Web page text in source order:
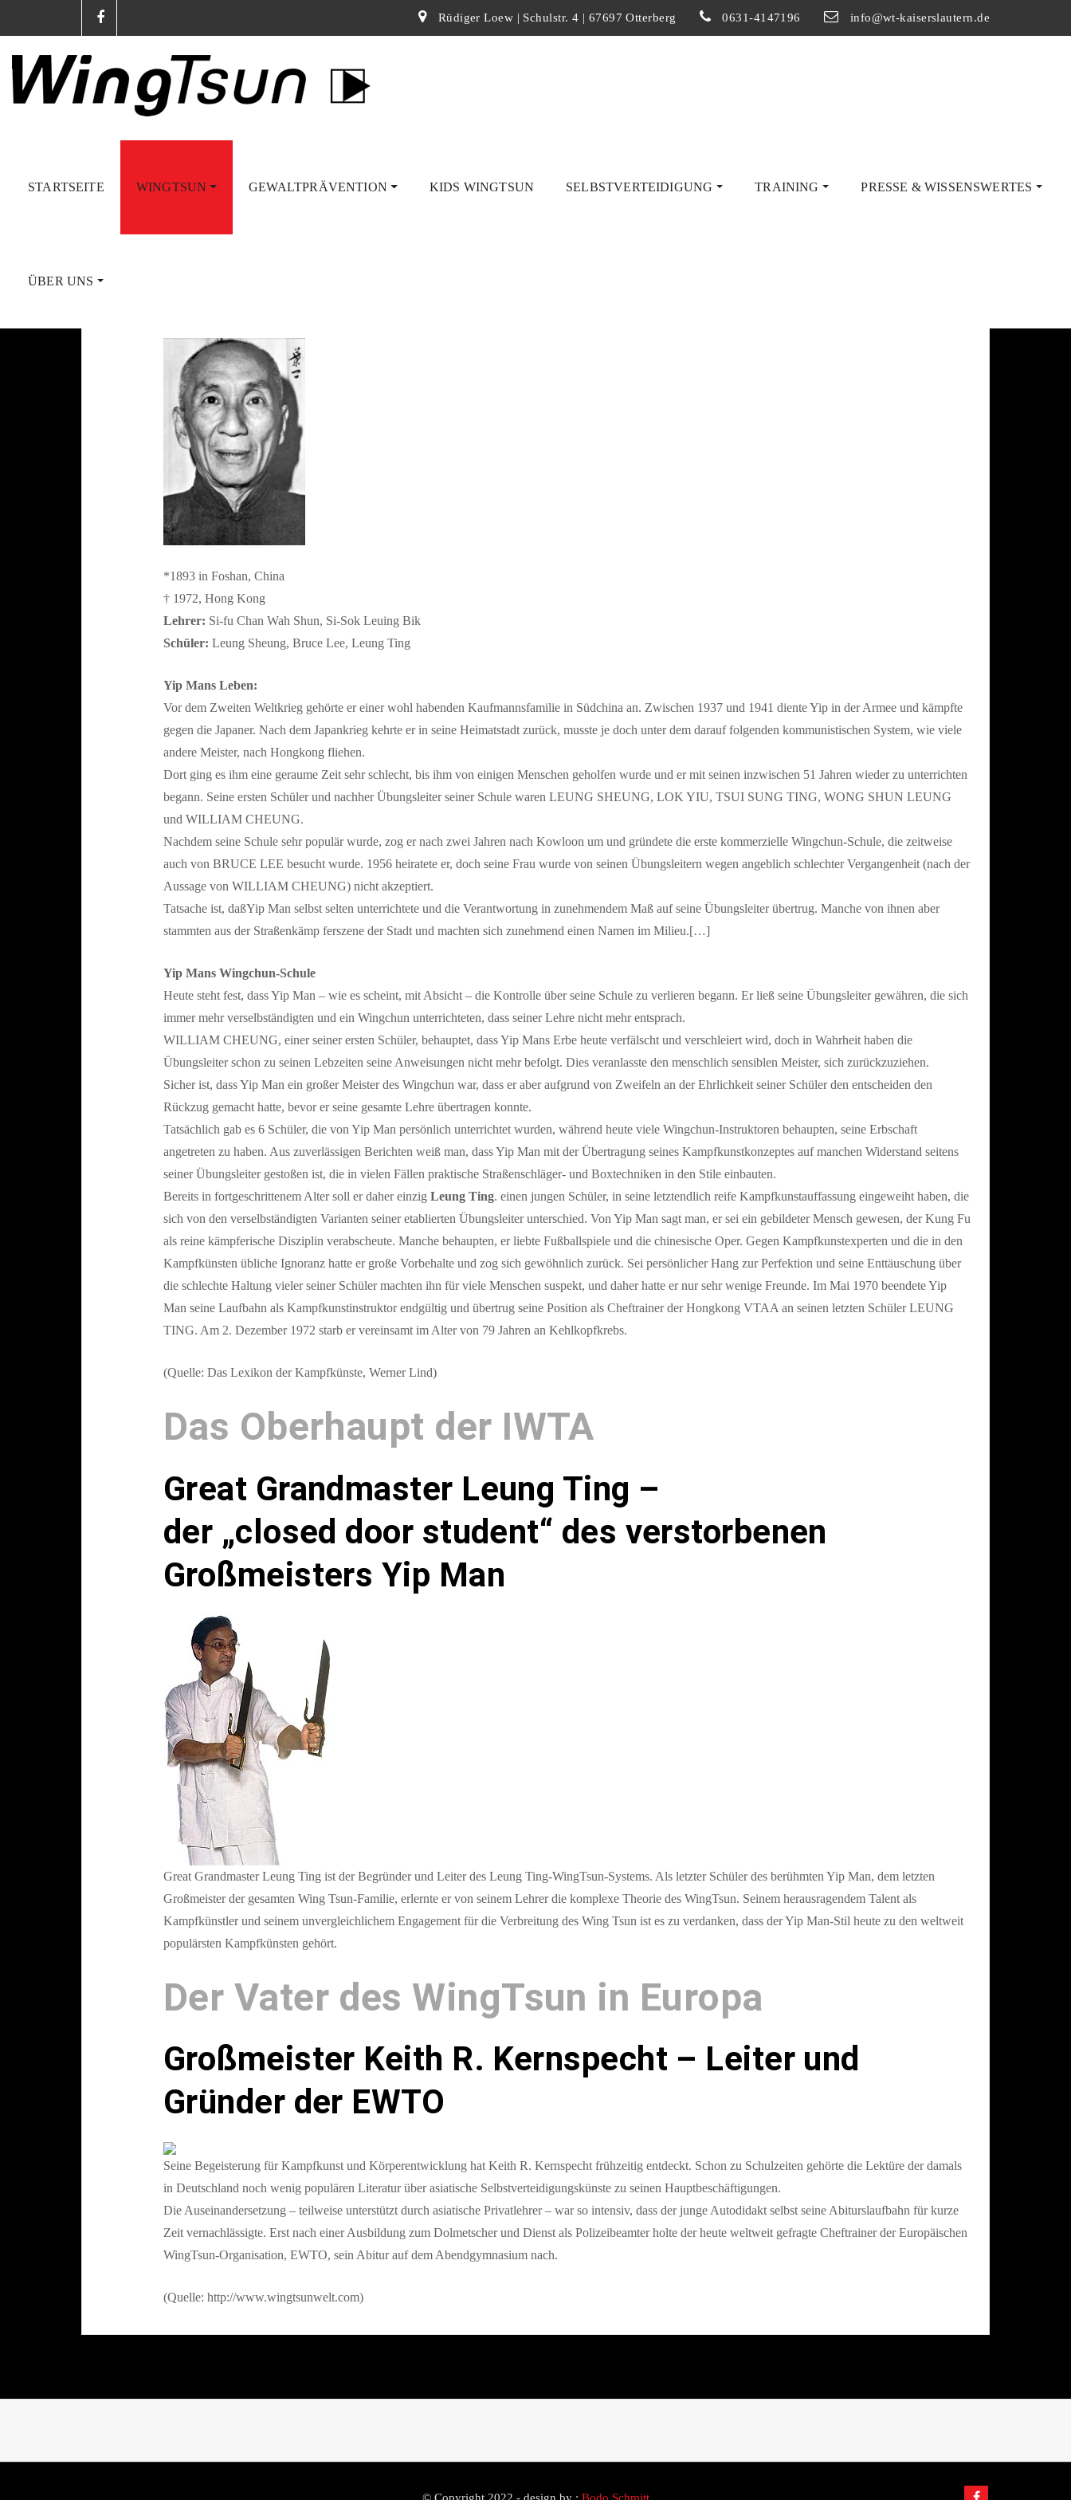
Rüdiger Loew | Schulstr. 4 | 67697 Otterberg 0631-4147196 info@wt-kaiserslautern.de
STARTSEITE WINGTSUN GEWALTPRÄVENTION KIDS WINGTSUN SELBSTVERTEIDIGUNG TRAINING PRESSE & WISSENSWERTES
ÜBER UNS
*1893 in Foshan, China
† 1972, Hong Kong
Lehrer: Si-fu Chan Wah Shun, Si-Sok Leuing Bik
Schüler: Leung Sheung, Bruce Lee, Leung Ting
Yip Mans Leben:
Vor dem Zweiten Weltkrieg gehörte er einer wohl habenden Kaufmannsfamilie in Südchina an. Zwischen 1937 und 1941 diente Yip in der Armee und kämpfte
gegen die Japaner. Nach dem Japankrieg kehrte er in seine Heimatstadt zurück, musste je doch unter dem darauf folgenden kommunistischen System, wie viele
andere Meister, nach Hongkong fliehen.
Dort ging es ihm eine geraume Zeit sehr schlecht, bis ihm von einigen Menschen geholfen wurde und er mit seinen inzwischen 51 Jahren wieder zu unterrichten
begann. Seine ersten Schüler und nachher Übungsleiter seiner Schule waren LEUNG SHEUNG, LOK YIU, TSUI SUNG TING, WONG SHUN LEUNG
und WILLIAM CHEUNG.
Nachdem seine Schule sehr populär wurde, zog er nach zwei Jahren nach Kowloon um und gründete die erste kommerzielle Wingchun-Schule, die zeitweise
auch von BRUCE LEE besucht wurde. 1956 heiratete er, doch seine Frau wurde von seinen Übungsleitern wegen angeblich schlechter Vergangenheit (nach der
Aussage von WILLIAM CHEUNG) nicht akzeptiert.
Tatsache ist, daßYip Man selbst selten unterrichtete und die Verantwortung in zunehmendem Maß auf seine Übungsleiter übertrug. Manche von ihnen aber
stammten aus der Straßenkämp ferszene der Stadt und machten sich zunehmend einen Namen im Milieu.[…]
Yip Mans Wingchun-Schule
Heute steht fest, dass Yip Man – wie es scheint, mit Absicht – die Kontrolle über seine Schule zu verlieren begann. Er ließ seine Übungsleiter gewähren, die sich
immer mehr verselbständigten und ein Wingchun unterrichteten, dass seiner Lehre nicht mehr entsprach.
WILLIAM CHEUNG, einer seiner ersten Schüler, behauptet, dass Yip Mans Erbe heute verfälscht und verschleiert wird, doch in Wahrheit haben die
Übungsleiter schon zu seinen Lebzeiten seine Anweisungen nicht mehr befolgt. Dies veranlasste den menschlich sensiblen Meister, sich zurückzuziehen.
Sicher ist, dass Yip Man ein großer Meister des Wingchun war, dass er aber aufgrund von Zweifeln an der Ehrlichkeit seiner Schüler den entscheiden den
Rückzug gemacht hatte, bevor er seine gesamte Lehre übertragen konnte.
Tatsächlich gab es 6 Schüler, die von Yip Man persönlich unterrichtet wurden, während heute viele Wingchun-Instruktoren behaupten, seine Erbschaft
angetreten zu haben. Aus zuverlässigen Berichten weiß man, dass Yip Man mit der Übertragung seines Kampfkunstkonzeptes auf manchen Widerstand seitens
seiner Übungsleiter gestoßen ist, die in vielen Fällen praktische Straßenschläger- und Boxtechniken in den Stile einbauten.
Bereits in fortgeschrittenem Alter soll er daher einzig Leung Ting. einen jungen Schüler, in seine letztendlich reife Kampfkunstauffassung eingeweiht haben, die
sich von den verselbständigten Varianten seiner etablierten Übungsleiter unterschied. Von Yip Man sagt man, er sei ein gebildeter Mensch gewesen, der Kung Fu
als reine kämpferische Disziplin verabscheute. Manche behaupten, er liebte Fußballspiele und die chinesische Oper. Gegen Kampfkunstexperten und die in den
Kampfkünsten übliche Ignoranz hatte er große Vorbehalte und zog sich gewöhnlich zurück. Sei persönlicher Hang zur Perfektion und seine Enttäuschung über
die schlechte Haltung vieler seiner Schüler machten ihn für viele Menschen suspekt, und daher hatte er nur sehr wenige Freunde. Im Mai 1970 beendete Yip
Man seine Laufbahn als Kampfkunstinstruktor endgültig und übertrug seine Position als Cheftrainer der Hongkong VTAA an seinen letzten Schüler LEUNG
TING. Am 2. Dezember 1972 starb er vereinsamt im Alter von 79 Jahren an Kehlkopfkrebs.
(Quelle: Das Lexikon der Kampfkünste, Werner Lind)
Das Oberhaupt der IWTA
Great Grandmaster Leung Ting –
der „closed door student“ des verstorbenen
Großmeisters Yip Man
Great Grandmaster Leung Ting ist der Begründer und Leiter des Leung Ting-WingTsun-Systems. Als letzter Schüler des berühmten Yip Man, dem letzten
Großmeister der gesamten Wing Tsun-Familie, erlernte er von seinem Lehrer die komplexe Theorie des WingTsun. Seinem herausragendem Talent als
Kampfkünstler und seinem unvergleichlichem Engagement für die Verbreitung des Wing Tsun ist es zu verdanken, dass der Yip Man-Stil heute zu den weltweit
populärsten Kampfkünsten gehört.
Der Vater des WingTsun in Europa
Großmeister Keith R. Kernspecht – Leiter und
Gründer der EWTO
Seine Begeisterung für Kampfkunst und Körperentwicklung hat Keith R. Kernspecht frühzeitig entdeckt. Schon zu Schulzeiten gehörte die Lektüre der damals
in Deutschland noch wenig populären Literatur über asiatische Selbstverteidigungskünste zu seinen Hauptbeschäftigungen.
Die Auseinandersetzung – teilweise unterstützt durch asiatische Privatlehrer – war so intensiv, dass der junge Autodidakt selbst seine Abiturslaufbahn für kurze
Zeit vernachlässigte. Erst nach einer Ausbildung zum Dolmetscher und Dienst als Polizeibeamter holte der heute weltweit gefragte Cheftrainer der Europäischen
WingTsun-Organisation, EWTO, sein Abitur auf dem Abendgymnasium nach.
(Quelle: http://www.wingtsunwelt.com)
© Copyright 2022 - design by : Bodo Schmitt